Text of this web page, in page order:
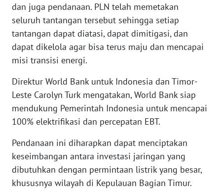
dan juga pendanaan. PLN telah memetakan
seluruh tantangan tersebut sehingga setiap
tantangan dapat diatasi, dapat dimitigasi, dan
dapat dikelola agar bisa terus maju dan mencapai
misi transisi energi.
Direktur World Bank untuk Indonesia dan Timor-
Leste Carolyn Turk mengatakan, World Bank siap
mendukung Pemerintah Indonesia untuk mencapai
100% elektrifikasi dan percepatan EBT.
Pendanaan ini diharapkan dapat menciptakan
keseimbangan antara investasi jaringan yang
dibutuhkan dengan permintaan listrik yang besar,
khususnya wilayah di Kepulauan Bagian Timur.
WN
LAMPUNG
WN
JATENG
WN
NUSANTARA
WN
WN
JATIM